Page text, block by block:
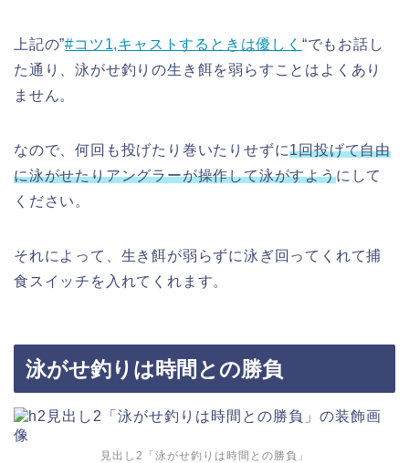
上記の”#コツ1,キャストするときは優しく “でもお話し
た通り、泳がせ釣りの生き餌を弱らすことはよくあり
ません。
なので、何回も投げたり巻いたりせずに1回投げて自由
に泳がせたりアングラーが操作して泳がすようにして
ください。
それによって、生き餌が弱らずに泳ぎ回ってくれて捕
食スイッチを入れてくれます。
泳がせ釣りは時間との勝負
見出し2「泳がせ釣りは時間との勝負」